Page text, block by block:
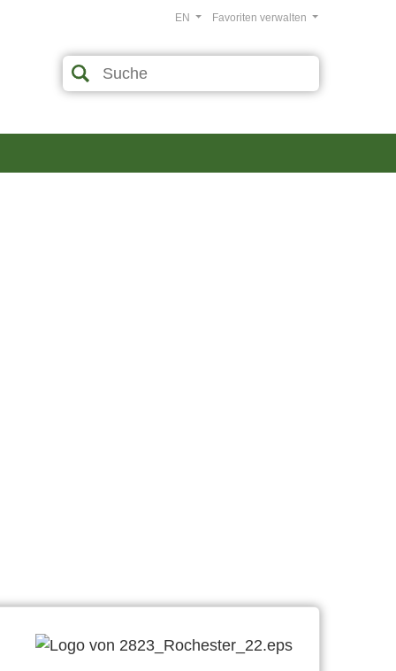
Favoriten verwalten
EN